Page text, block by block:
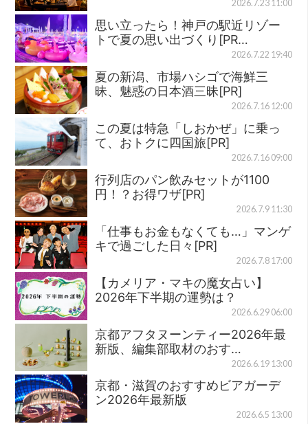
2026.7.23 11:00
思い立ったら！神戸の駅近リゾー
トで夏の思い出づくり[PR…
2026.7.22 19:40
夏の新潟、市場ハシゴで海鮮三
昧、魅惑の日本酒三昧[PR]
2026.7.16 12:00
この夏は特急「しおかぜ」に乗っ
て、おトクに四国旅[PR]
2026.7.16 09:00
行列店のパン飲みセットが1100
円！？お得ワザ[PR]
2026.7.9 11:30
「仕事もお金もなくても…」マンゲ
キで過ごした日々[PR]
2026.7.8 17:00
【カメリア・マキの魔女占い】
2026年下半期の運勢は？
2026.6.29 06:00
京都アフタヌーンティー2026年最
新版、編集部取材のおす…
2026.6.19 13:00
京都・滋賀のおすすめビアガーデ
ン2026年最新版
2026.6.5 13:00